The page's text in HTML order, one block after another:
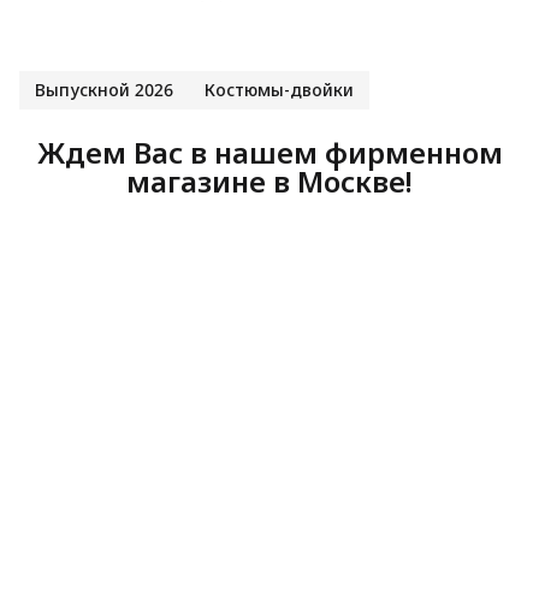
Выпускной 2026 Костюмы-двойки
Ждем Вас в нашем фирменном
магазине в Москве!